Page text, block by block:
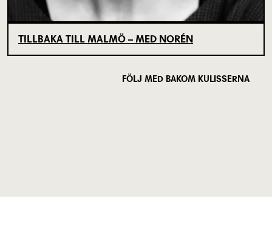
TILLBAKA TILL MALMÖ – MED NORÉN
FÖLJ MED BAKOM KULISSERNA